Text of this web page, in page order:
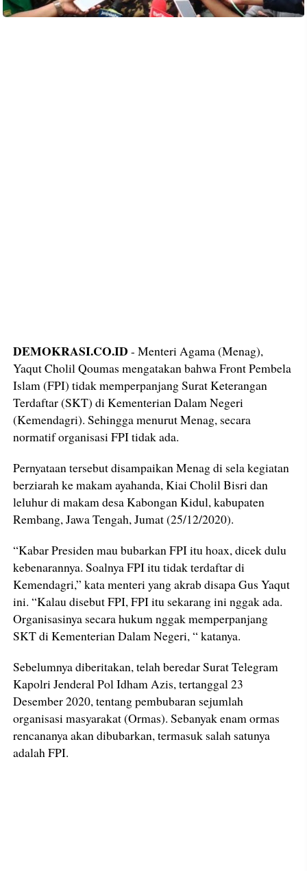
DEMOKRASI.CO.ID - Menteri Agama (Menag),
Yaqut Cholil Qoumas mengatakan bahwa Front Pembela
Islam (FPI) tidak memperpanjang Surat Keterangan
Terdaftar (SKT) di Kementerian Dalam Negeri
(Kemendagri). Sehingga menurut Menag, secara
normatif organisasi FPI tidak ada.
Pernyataan tersebut disampaikan Menag di sela kegiatan
berziarah ke makam ayahanda, Kiai Cholil Bisri dan
leluhur di makam desa Kabongan Kidul, kabupaten
Rembang, Jawa Tengah, Jumat (25/12/2020).
“Kabar Presiden mau bubarkan FPI itu hoax, dicek dulu
kebenarannya. Soalnya FPI itu tidak terdaftar di
Kemendagri,” kata menteri yang akrab disapa Gus Yaqut
ini. “Kalau disebut FPI, FPI itu sekarang ini nggak ada.
Organisasinya secara hukum nggak memperpanjang
SKT di Kementerian Dalam Negeri, “ katanya.
Sebelumnya diberitakan, telah beredar Surat Telegram
Kapolri Jenderal Pol Idham Azis, tertanggal 23
Desember 2020, tentang pembubaran sejumlah
organisasi masyarakat (Ormas). Sebanyak enam ormas
rencananya akan dibubarkan, termasuk salah satunya
adalah FPI.